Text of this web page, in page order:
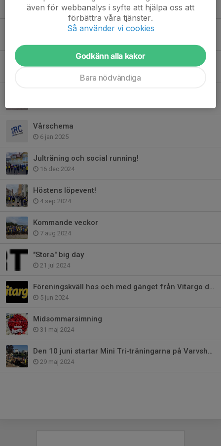
30 maj 2025
Sommar-schemat planerat!
Simma många hundringar
Vårschema
6 jan 2025
Julträning och social running!
16 dec 2024
Höstens löpevent!
4 sep 2024
Kommande veckor
7 aug 2024
"Stora" big day
21 jul 2024
Föreningskväll hos och med gänget från Vitargo den 18 juni kl1600-1800.
5 jun 2024
Midsommarsimning
31 maj 2024
Den 10 juni startar Mini Tri-träningarna på Varvsholmen
29 maj 2024
även för webbanalys i syfte att hjälpa oss att
förbättra våra tjänster.
Så använder vi cookies
Godkänn alla kakor
Bara nödvändiga